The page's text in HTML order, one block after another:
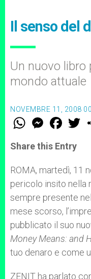
Il senso del
Un nuovo libro
mondo attuale
NOVEMBRE 11, 2008
W
t
s
p
p
M
e
s
e
g
e
r
F
a
e
b
o
k
w
Share this Entry
ROMA, martedì, 11
pericolo insito nella
sempre presente
mese scorso,
pubblicato il suo
Money Means: and
tuo denaro e come
ZENIT ha parlato